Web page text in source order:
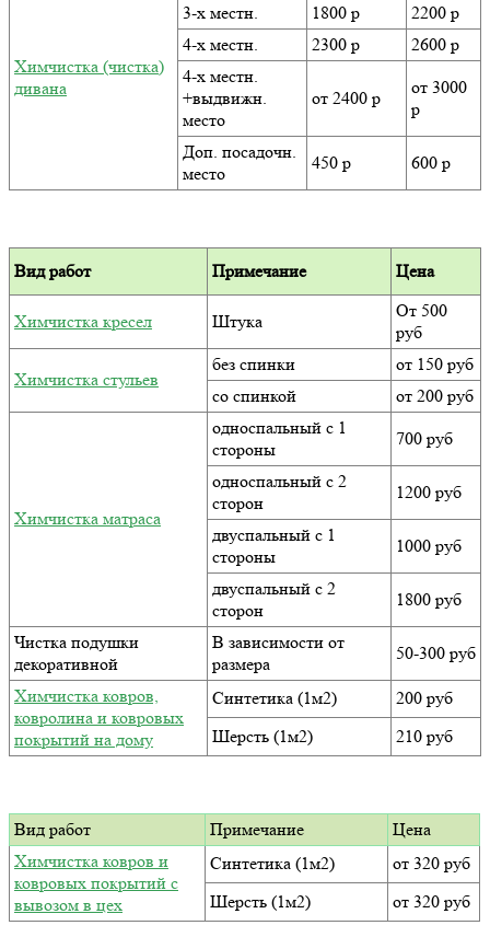
Химчистка (чистка)
дивана
3-х местн.
1800 р
2200 р
4-х местн.
2300 р
2600 р
4-х местн.
+выдвижн.
место
от 2400 р
от 3000
р
Доп. посадочн.
место
450 р 600 р
Вид работ Примечание Цена
Химчистка кресел Штука
От 500
руб
Химчистка стульев
без спинки
от 150 руб
со спинкой
от 200 руб
Химчистка матраса
односпальный с 1
стороны
700 руб
односпальный с 2
сторон
1200 руб
двуспальный с 1
стороны
1000 руб
двуспальный с 2
сторон
1800 руб
Чистка подушки
декоративной
В зависимости от
размера
50-300 руб
Химчистка ковров,
ковролина и ковровых
покрытий на дому
Синтетика (1м2)
200 руб
Шерсть (1м2)
210 руб
Вид работ Примечание
Цена
Химчистка ковров и
ковровых покрытий с
вывозом в цех
Синтетика (1м2)
от 320 руб
Шерсть (1м2)
от 320 руб